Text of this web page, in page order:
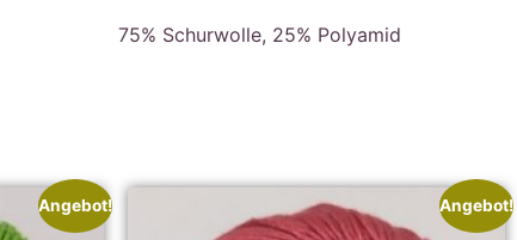
75% Schurwolle, 25% Polyamid
Angebot! Angebot!